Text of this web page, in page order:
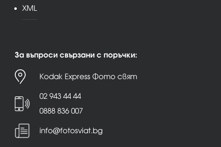
XML
За въпроси свързани с поръчки:
Kodak Express Фото свят
02 943 44 44
0888 836 007
info@fotosviat.bg